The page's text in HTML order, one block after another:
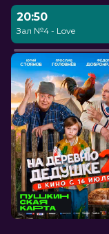
20:50
Зал №4 - Love